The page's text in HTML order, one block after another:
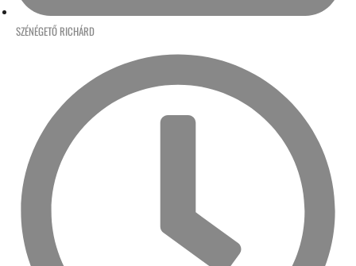
SZÉNÉGETŐ RICHÁRD